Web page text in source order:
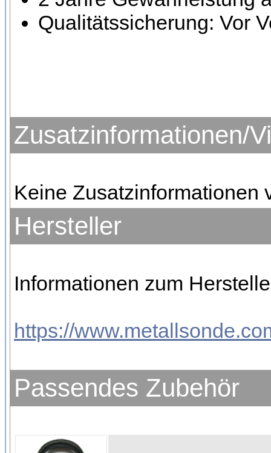
Qualitätssicherung: Vor
Zusatzinformationen/
Keine Zusatzinformationen
Hersteller
Informationen zum
https://
Passendes Zubehör